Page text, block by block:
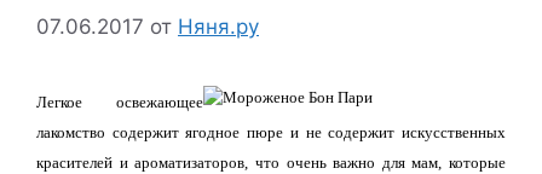
07.06.2017 от Няня.ру
Легкое освежающее
лакомство содержит ягодное пюре и не содержит искусственных
красителей и ароматизаторов, что очень важно для мам, которые